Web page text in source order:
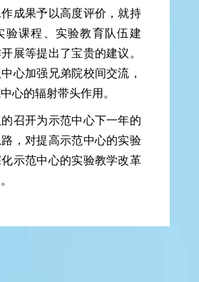
成果予以高度评价，就持
验课程、实验教育队伍建
展等提出了宝贵的建议。
心加强兄弟院校间交流，
心的辐射带头作用。
开为示范中心下一年的
，对提高示范中心的实验
示范中心的实验教学改革